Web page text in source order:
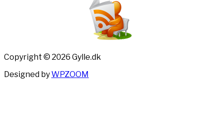
Copyright © 2026 Gylle.dk
Designed byWPZOOM